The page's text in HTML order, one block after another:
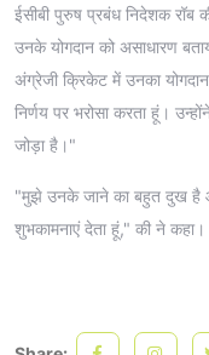
ईसीबी पुरुष प्रबंध निदेशक रॉब
उनके योगदान को असाधारण
अंग्रेजी क्रिकेट में उनका
निर्णय पर भरोसा करता हूं।
जोड़ा है।"
"मुझे उनके जाने का बहुत दुख है
शुभकामनाएं देता हूं," की ने कहा।